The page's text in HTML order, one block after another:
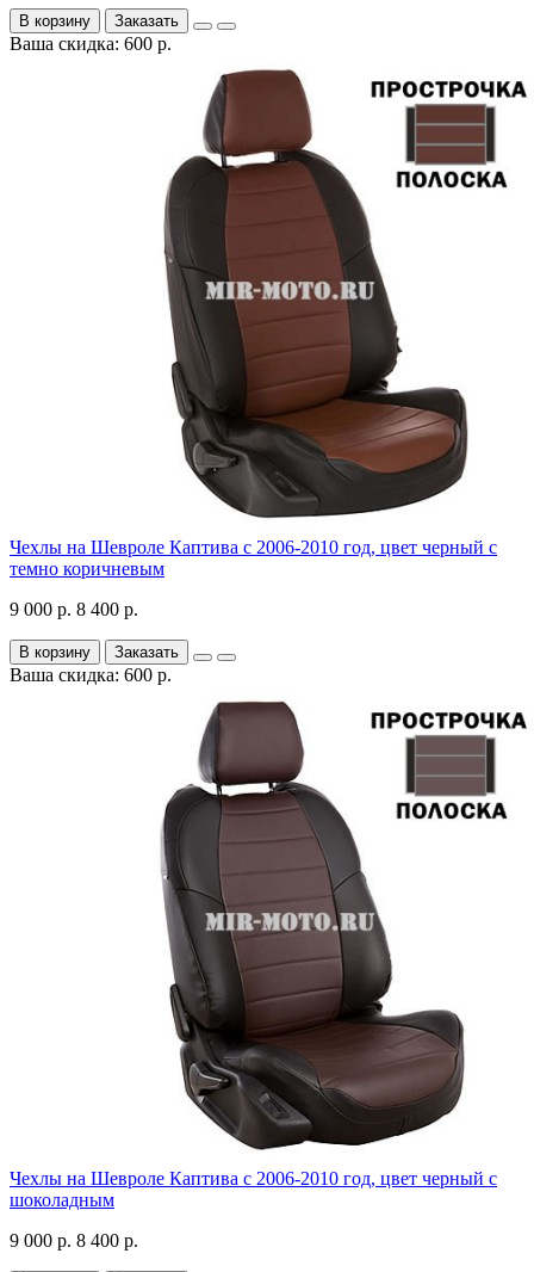
В корзину Заказать
Ваша скидка: 600 р.
Чехлы на Шевроле Каптива с 2006-2010 год, цвет черный с
темно коричневым
9 000 р. 8 400 р.
В корзину Заказать
Ваша скидка: 600 р.
Чехлы на Шевроле Каптива с 2006-2010 год, цвет черный с
шоколадным
9 000 р. 8 400 р.